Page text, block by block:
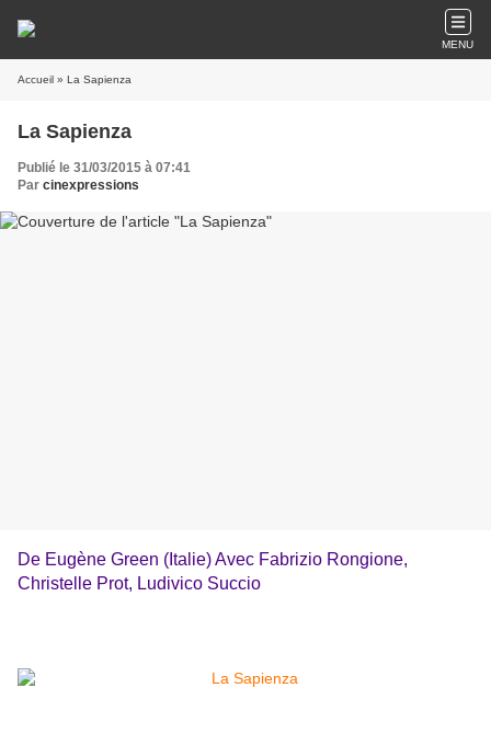
MENU
Accueil » La Sapienza
La Sapienza
Publié le 31/03/2015 à 07:41
Par cinexpressions
De Eugène Green (Italie) Avec Fabrizio Rongione,
Christelle Prot, Ludivico Succio